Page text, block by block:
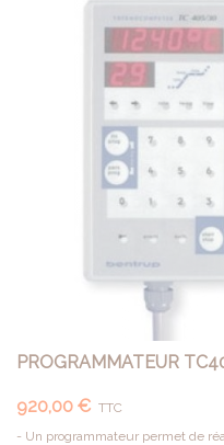
PROGRAMMATEUR
920,00 € TTC
- Un programmateur permet de